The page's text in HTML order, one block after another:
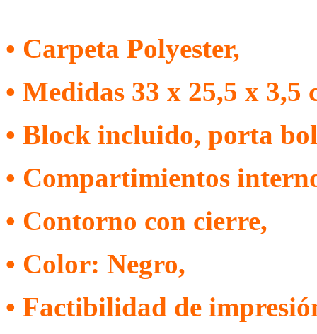
• Carpeta Polyester,
• Medidas 33 x 25,5 x 3,5
• Block incluido, porta
• Compartimientos
• Contorno con cierre,
• Color: Negro,
• Factibilidad de